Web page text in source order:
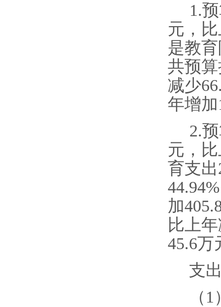
1.
元，
是教
共预
减少
年增加
2.
元，
育支出
加4
比上
45.6万
支
（ 1